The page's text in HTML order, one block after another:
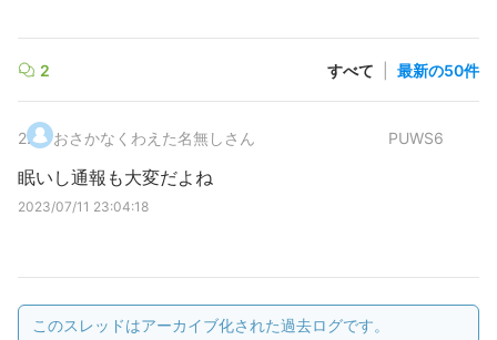
2 すべて 最新の50件
2. おさかなくわえた名無しさん PUWS6
眠いし通報も大変だよね
2023/07/11 23:04:18
このスレッドはアーカイブ化された過去ログです。